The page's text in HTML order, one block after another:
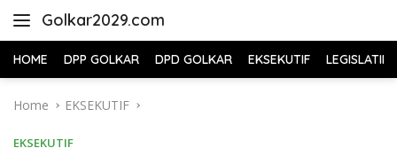
Golkar2029.com
HOME DPP GOLKAR DPD GOLKAR EKSEKUTIF LEGISLATIF
Home EKSEKUTIF
EKSEKUTIF